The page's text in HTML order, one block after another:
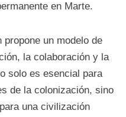
en Marte.
un modelo de
la colaboración y la
solo es esencial para
de la colonización, sino
una civilización